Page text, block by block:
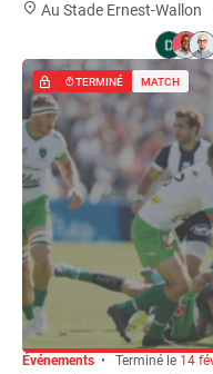
Au Stade Ernest-Wallon
TERMINÉ MATCH
Événements • Terminé le 14